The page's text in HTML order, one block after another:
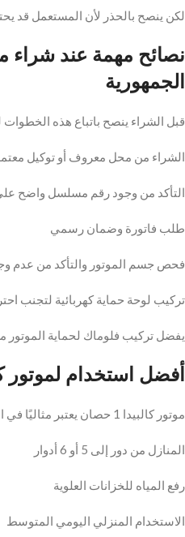
لكن ينصح بالحذر لأن المستعمل قد
نصائح مهمة عند شراء
الجمهورية
قبل الشراء ينصح باتباع هذه
الشراء من محل معروف أو توكيل
التأكد من وجود رقم مسلسل واضح على
طلب فاتورة وضمان رسمي
فحص جسم الموتور والتأكد من عدم
تركيب لوحة حماية كهربائية لتجنب
يفضل تركيب فلوماك لحماية الموتور
أفضل استخدام لموتور
موتور كالبيدا 1 حصان يعتبر مثاليًا في الحالات التالية:
المنازل من دور إلى 5 أو 6 أدوار
رفع المياه للخزانات العلوية
الاستخدام المنزلي اليومي المتوسط